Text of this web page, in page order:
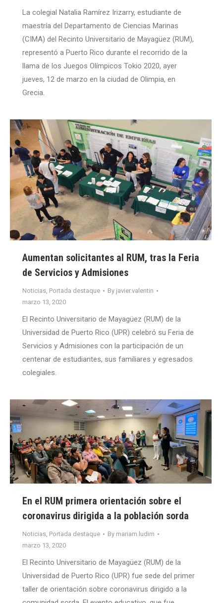
La colegial Natalia Ramírez Irizarry, estudiante de
maestría del Departamento de Ciencias Marinas
(CIMA) del Recinto Universitario de Mayagüez (RUM),
representó a Puerto Rico durante el recorrido de la
llama de los Juegos Olímpicos Tokio 2020, ayer
jueves, 12 de marzo en la ciudad de Olimpia, en
Grecia.
Aumentan solicitantes al RUM, tras la Feria
de Servicios y Admisiones
Noticias, Portada destaque By javier.valentin
marzo 13, 2020
El Recinto Universitario de Mayagüez (RUM) de la
Universidad de Puerto Rico (UPR) celebró su Feria de
Servicios y Admisiones con la participación de un
centenar de estudiantes, sus familiares y egresados
colegiales.
En el RUM primera orientación sobre el
coronavirus dirigida a la población sorda
Noticias, Portada destaque By mariam.ludim
marzo 13, 2020
El Recinto Universitario de Mayagüez (RUM) de la
Universidad de Puerto Rico (UPR) fue sede del primer
taller de orientación sobre coronavirus dirigido a la